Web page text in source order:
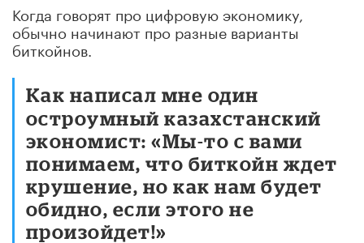
Когда говорят про цифровую экономику,
обычно начинают про разные варианты
биткойнов.
Как написал мне один
остроумный казахстанский
экономист: «Мы-то с вами
понимаем, что биткойн ждет
крушение, но как нам будет
обидно, если этого не
произойдет!»